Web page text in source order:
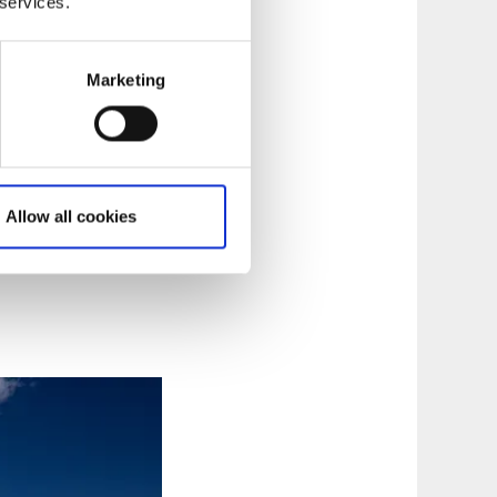
Marketing
Allow all cookies
är dragen över
att den här
Vänerns
norrut och tar
dessa ansluter
Camping, där